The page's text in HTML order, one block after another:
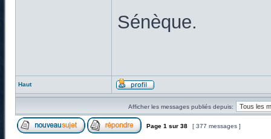
Sénèque.
Haut
Afficher les messages publiés depuis:
Page 1 sur 38 [ 377 messages ]